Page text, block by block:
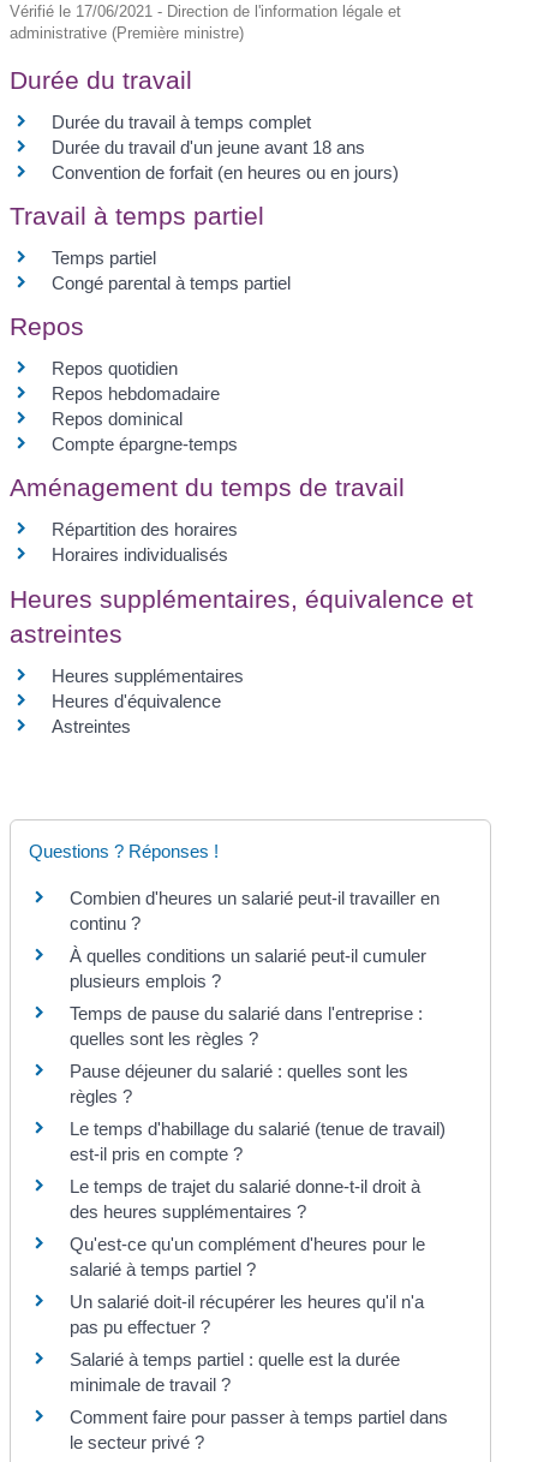
Vérifié le 17/06/2021 - Direction de l'information légale et
administrative (Première ministre)
Durée du travail
Durée du travail à temps complet
Durée du travail d'un jeune avant 18 ans
Convention de forfait (en heures ou en jours)
Travail à temps partiel
Temps partiel
Congé parental à temps partiel
Repos
Repos quotidien
Repos hebdomadaire
Repos dominical
Compte épargne-temps
Aménagement du temps de travail
Répartition des horaires
Horaires individualisés
Heures supplémentaires, équivalence et
astreintes
Heures supplémentaires
Heures d'équivalence
Astreintes
Questions ? Réponses !
Combien d'heures un salarié peut-il travailler en
continu ?
À quelles conditions un salarié peut-il cumuler
plusieurs emplois ?
Temps de pause du salarié dans l'entreprise :
quelles sont les règles ?
Pause déjeuner du salarié : quelles sont les
règles ?
Le temps d'habillage du salarié (tenue de travail)
est-il pris en compte ?
Le temps de trajet du salarié donne-t-il droit à
des heures supplémentaires ?
Qu'est-ce qu'un complément d'heures pour le
salarié à temps partiel ?
Un salarié doit-il récupérer les heures qu'il n'a
pas pu effectuer ?
Salarié à temps partiel : quelle est la durée
minimale de travail ?
Comment faire pour passer à temps partiel dans
le secteur privé ?